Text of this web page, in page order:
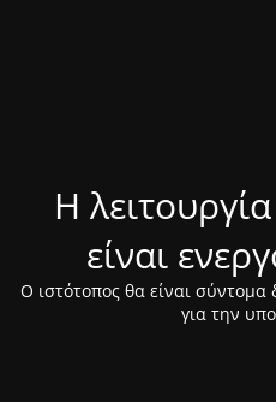
Η
είναι
Ο ιστότοπος θα είναι σύντομα
για την